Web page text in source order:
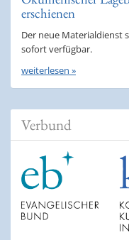
erschienen
Der neue Materialdienst
sofort verfügbar.
weiterlesen »
Verbund